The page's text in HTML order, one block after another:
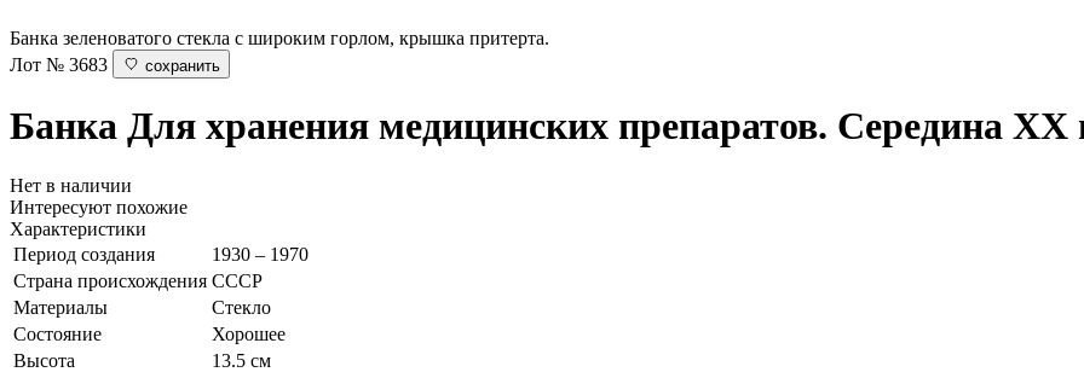
Банка зеленоватого стекла с широким горлом, крышка притерта.
Лот № 3683
сохранить
Банка Для хранения медицинских препаратов. Середина ХХ
Нет в наличии
Интересуют похожие
Характеристики
Период создания
1930 – 1970
Страна происхождения СССР
Материалы
Стекло
Состояние
Хорошее
Высота
13.5 см